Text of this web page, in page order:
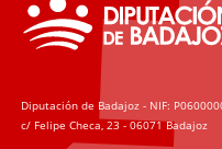
Diputación de Badajoz - NIF:
c/ Felipe Checa, 23 - 06071 Badajoz